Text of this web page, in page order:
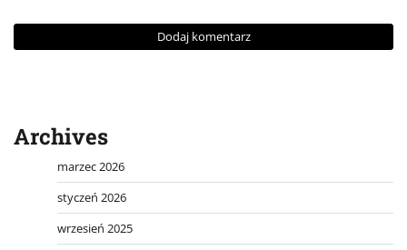
Archives
marzec 2026
styczeń 2026
wrzesień 2025